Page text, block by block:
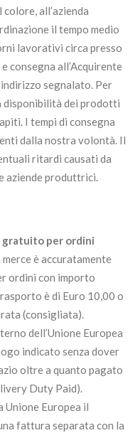
all’azienda
il tempo medio
lavorativi circa presso
consegna all’Acquirente
segnalato. Per
disponibilità dei prodotti
I tempi di consegna
dalla nostra volontà. Il
ritardi causati da
aziende produttrici.
gratuito per ordini
merce è accuratamente
ordini con importo
è di Euro 10,00 o
(consigliata).
dell’Unione Europea
indicato senza dover
oltre a quanto pagato
Duty Paid).
Unione Europea il
fattura separata con la